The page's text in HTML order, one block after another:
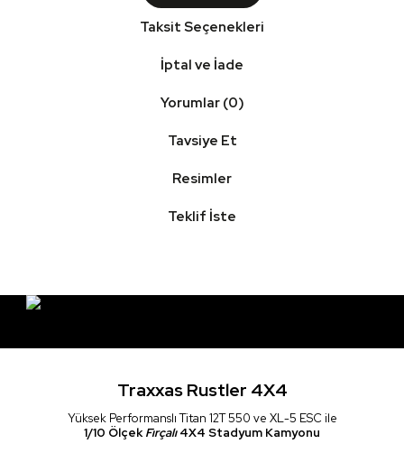
Taksit Seçenekleri
İptal ve İade
Yorumlar (0)
Tavsiye Et
Resimler
Teklif İste
Traxxas Rustler 4X4
Yüksek Performanslı Titan 12T 550 ve XL-5 ESC ile
1/10 ÖlçekFırçalı4X4 Stadyum Kamyonu